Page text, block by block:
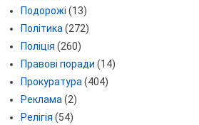
Подорожі (13)
Політика (272)
Поліція (260)
Правові поради (14)
Прокуратура (404)
Реклама (2)
Релігія (54)